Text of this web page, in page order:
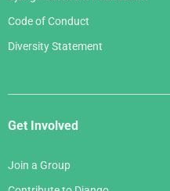
Code of Conduct
Diversity Statement
Get Involved
Join a Group